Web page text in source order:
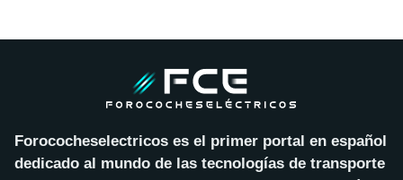
Forococheselectricos es el primer portal en español
dedicado al mundo de las tecnologías de transporte